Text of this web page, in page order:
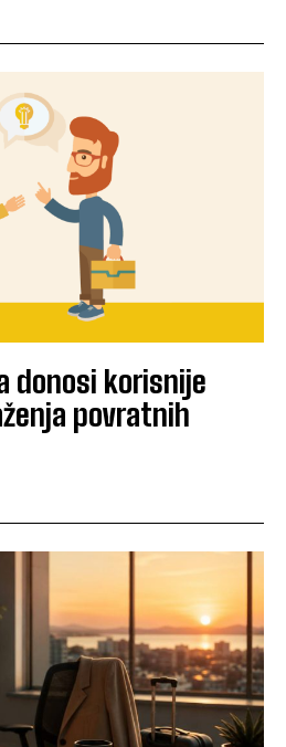
donosi korisnije
povratnih